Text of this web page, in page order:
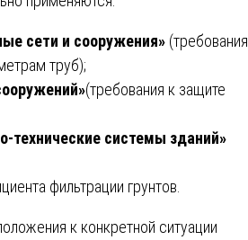
сети и сооружения» (требования
труб);
(требования к защите
технические системы зданий»
фильтрации грунтов.
к конкретной ситуации